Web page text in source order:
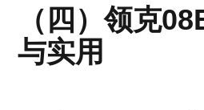
（四）领克
与实用